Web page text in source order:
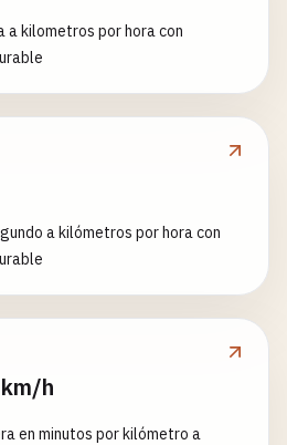
a kilometros por hora con
a kilómetros por hora con
h
en minutos por kilómetro a